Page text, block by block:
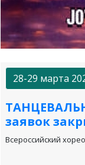
28-29 марта
заявок
Всероссийский